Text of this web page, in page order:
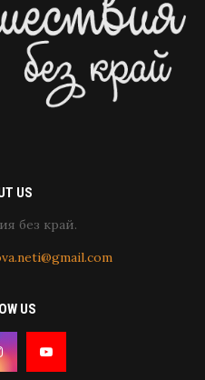
US
без край.
US